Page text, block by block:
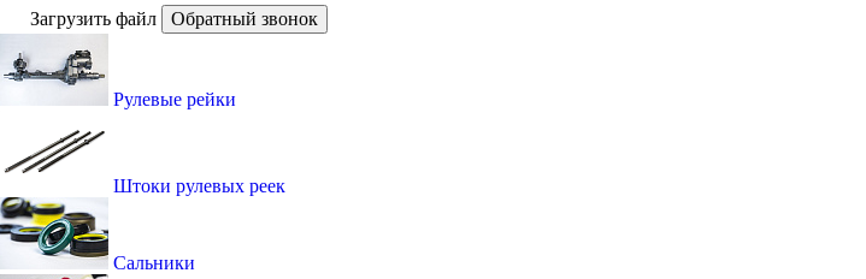
Загрузить файл
Обратный звонок
Рулевые рейки
Штоки рулевых реек
Сальники